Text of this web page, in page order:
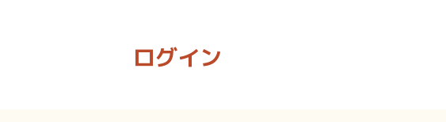
ログイン